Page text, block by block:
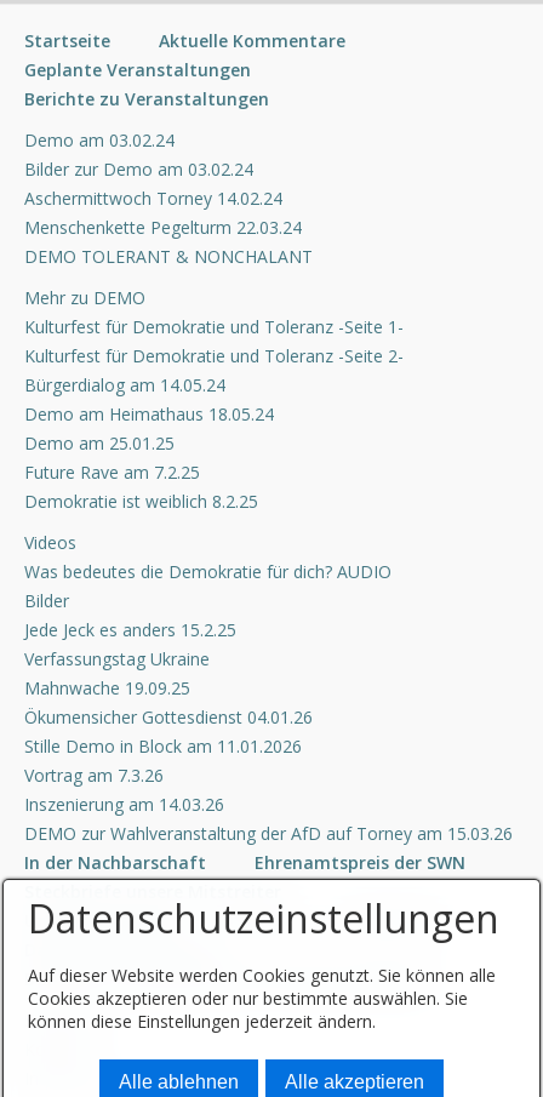
Startseite
Aktuelle Kommentare
Geplante Veranstaltungen
Berichte zu Veranstaltungen
Demo am 03.02.24
Bilder zur Demo am 03.02.24
Aschermittwoch Torney 14.02.24
Menschenkette Pegelturm 22.03.24
DEMO TOLERANT & NONCHALANT
Mehr zu DEMO
Kulturfest für Demokratie und Toleranz -Seite 1-
Kulturfest für Demokratie und Toleranz -Seite 2-
Bürgerdialog am 14.05.24
Demo am Heimathaus 18.05.24
Demo am 25.01.25
Future Rave am 7.2.25
Demokratie ist weiblich 8.2.25
Videos
Was bedeutes die Demokratie für dich? AUDIO
Bilder
Jede Jeck es anders 15.2.25
Verfassungstag Ukraine
Mahnwache 19.09.25
Ökumensicher Gottesdienst 04.01.26
Stille Demo in Block am 11.01.2026
Vortrag am 7.3.26
Inszenierung am 14.03.26
DEMO zur Wahlveranstaltung der AfD auf Torney am 15.03.26
In der Nachbarschaft
Ehrenamtspreis der SWN
Unsere Sponsoren
Kontakt
Impressum
Bündnis für Demokratie und Toleranz Neuwied
Startseite
Datenschutzeinstellungen
Auf dieser Website werden Cookies genutzt. Sie können alle
Cookies akzeptieren oder nur bestimmte auswählen. Sie
können diese Einstellungen jederzeit ändern.
Alle ablehnen Alle akzeptieren